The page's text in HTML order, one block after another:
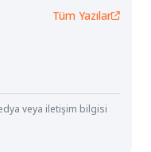
Tüm Yazılar
veya iletişim bilgisi